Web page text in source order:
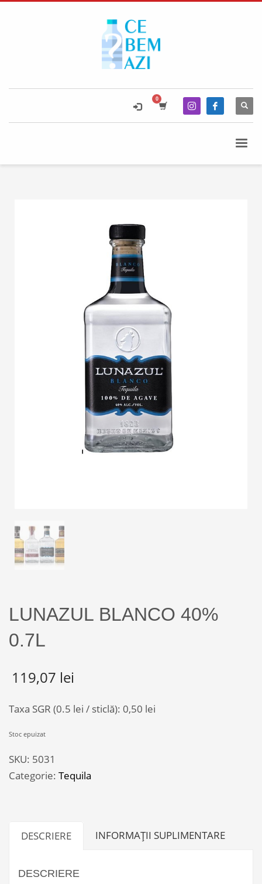
LUNAZUL BLANCO 40%
0.7L
119,07 lei
Taxa SGR (0.5 lei / sticlă): 0,50 lei
Stoc epuizat
SKU: 5031
Categorie: Tequila
DESCRIERE INFORMAȚII SUPLIMENTARE
DESCRIERE